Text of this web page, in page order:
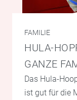
FAMILIE
HULA-
GANZE
Das Hula-
ist gut für die